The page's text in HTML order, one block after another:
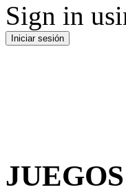
Sign in